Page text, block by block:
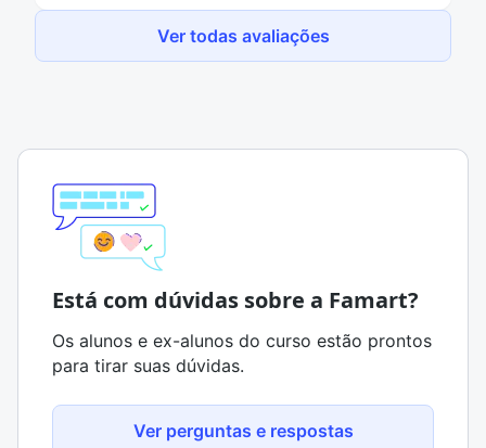
Ver todas avaliações
Está com dúvidas sobre a Famart?
Os alunos e ex-alunos do curso estão prontos
para tirar suas dúvidas.
Ver perguntas e respostas